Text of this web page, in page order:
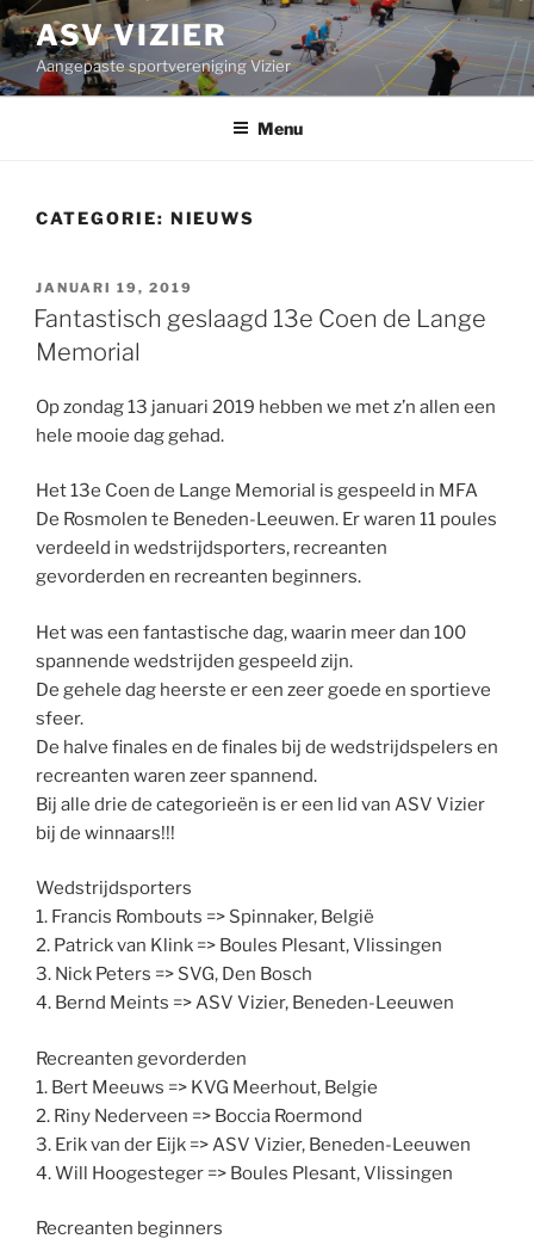
Ga
naar
de
inhoud
ASV VIZIER
Aangepaste sportvereniging Vizier
Menu
CATEGORIE: NIEUWS
GEPLAATST
OP
JANUARI 19, 2019
Fantastisch geslaagd 13e Coen de Lange
Memorial
Op zondag 13 januari 2019 hebben we met z’n allen een
hele mooie dag gehad.
Het 13e Coen de Lange Memorial is gespeeld in MFA
De Rosmolen te Beneden-Leeuwen. Er waren 11 poules
verdeeld in wedstrijdsporters, recreanten
gevorderden en recreanten beginners.
Het was een fantastische dag, waarin meer dan 100
spannende wedstrijden gespeeld zijn.
De gehele dag heerste er een zeer goede en sportieve
sfeer.
De halve finales en de finales bij de wedstrijdspelers en
recreanten waren zeer spannend.
Bij alle drie de categorieën is er een lid van ASV Vizier
bij de winnaars!!!
Wedstrijdsporters
1. Francis Rombouts => Spinnaker, België
2. Patrick van Klink => Boules Plesant, Vlissingen
3. Nick Peters => SVG, Den Bosch
4. Bernd Meints => ASV Vizier, Beneden-Leeuwen
Recreanten gevorderden
1. Bert Meeuws => KVG Meerhout, Belgie
2. Riny Nederveen => Boccia Roermond
3. Erik van der Eijk => ASV Vizier, Beneden-Leeuwen
4. Will Hoogesteger => Boules Plesant, Vlissingen
Recreanten beginners